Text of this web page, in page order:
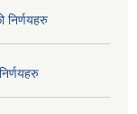
निर्णयहरु